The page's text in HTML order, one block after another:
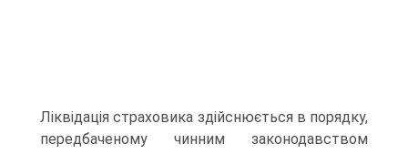
Ліквідація страховика здійснюється в порядку,
передба­ченому чинним законодавством